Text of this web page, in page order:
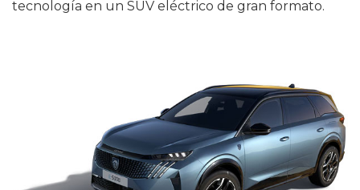
tecnología en un SUV eléctrico de gran formato.